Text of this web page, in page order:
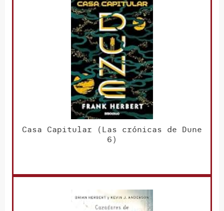
Casa Capitular (Las crónicas de Dune
6)